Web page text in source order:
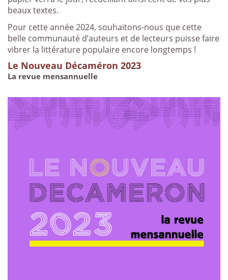
beaux textes.
Pour cette année 2024, souhaitons-nous que cette
belle communauté d’auteurs et de lecteurs puisse faire
vibrer la littérature populaire encore longtemps !
Le Nouveau Décaméron 2023
La revue mensannuelle